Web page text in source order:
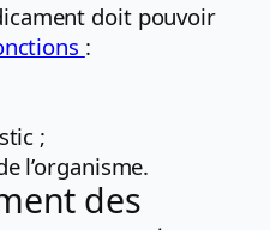
doit pouvoir
:
;
l’organisme.
des